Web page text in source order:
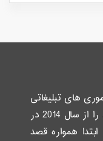
های تبلیغاتی
و فلش مموری های کارتی و… فعالیت خود را از سال 2014 در
همواره قصد